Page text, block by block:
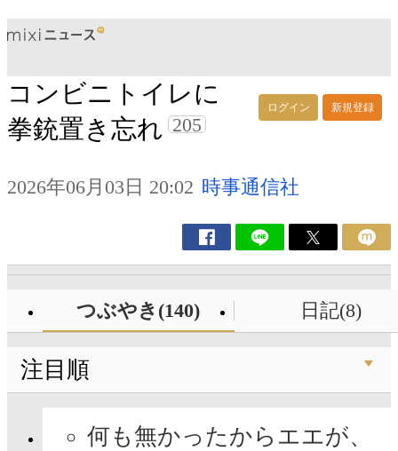
ログイン 新規登録
コンビニトイレに
拳銃置き忘れ 205
2026年06月03日 20:02 時事通信社
つぶやき(140) 日記(8)
注目順
何も無かったからエエが、